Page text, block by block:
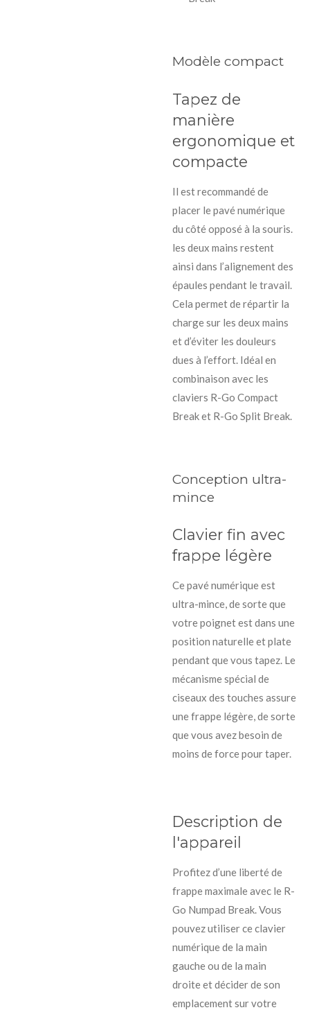
Modèle compact
Tapez de
manière
ergonomique et
compacte
Il est recommandé de
placer le pavé numérique
du côté opposé à la souris.
les deux mains restent
ainsi dans l’alignement des
épaules pendant le travail.
Cela permet de répartir la
charge sur les deux mains
et d’éviter les douleurs
dues à l’effort. Idéal en
combinaison avec les
claviers R-Go Compact
Break et R-Go Split Break.
Conception ultra-
mince
Clavier fin avec
frappe légère
Ce pavé numérique est
ultra-mince, de sorte que
votre poignet est dans une
position naturelle et plate
pendant que vous tapez. Le
mécanisme spécial de
ciseaux des touches assure
une frappe légère, de sorte
que vous avez besoin de
moins de force pour taper.
Description de
l'appareil
Profitez d’une liberté de
frappe maximale avec le R-
Go Numpad Break. Vous
pouvez utiliser ce clavier
numérique de la main
gauche ou de la main
droite et décider de son
emplacement sur votre